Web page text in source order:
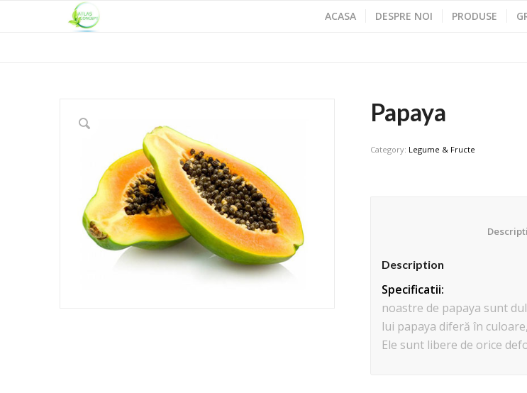
ACASA DESPRE NOI PRODUSE
Papaya
Category: Legume & Fructe
Description
Specificatii:
noastre de papaya sunt
lui papaya diferă în
Ele sunt libere de orice